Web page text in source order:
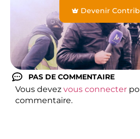
Devenir
PAS DE COMMENTAIRE
Vous devez vous connecter
commentaire.